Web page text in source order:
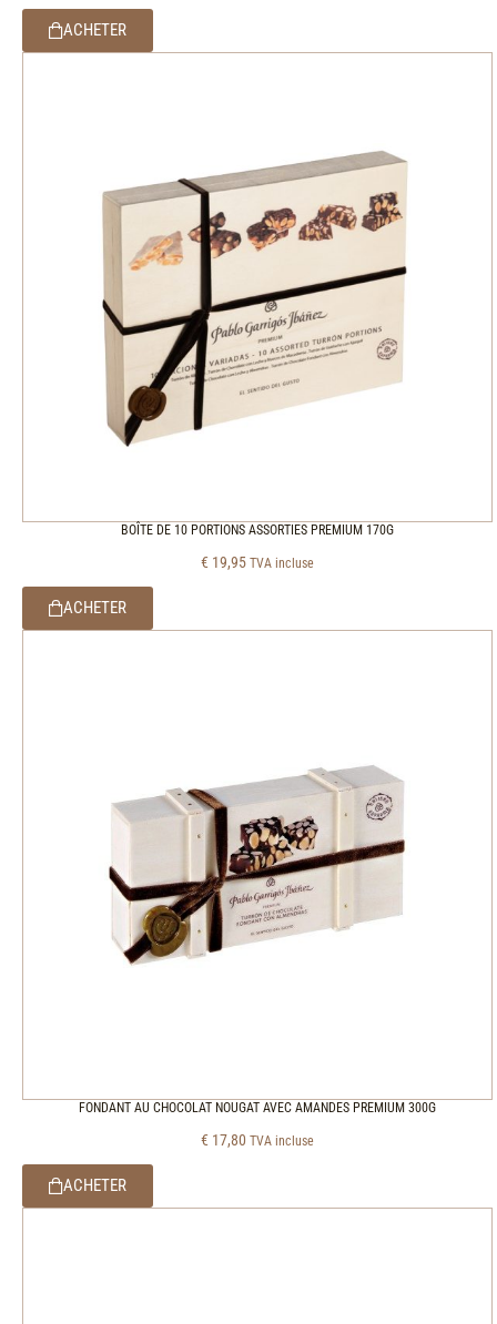
ACHETER
BOÎTE DE 10 PORTIONS ASSORTIES PREMIUM 170G
€ 19,95 TVA incluse
ACHETER
FONDANT AU CHOCOLAT NOUGAT AVEC AMANDES PREMIUM 300G
€ 17,80 TVA incluse
ACHETER